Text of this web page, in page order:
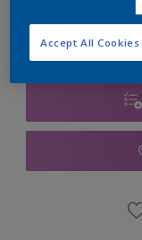
Accept All Cookies